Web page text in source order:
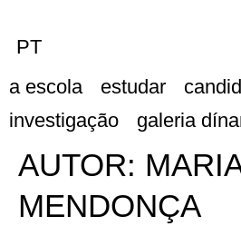
PT
a escola
estudar
investigação
galeria
AUTOR:
MENDONÇA